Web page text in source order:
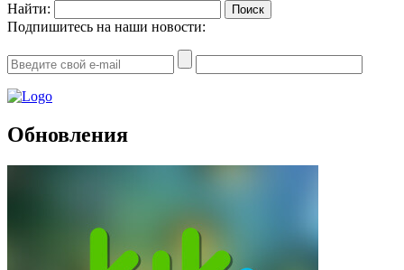
Найти:
Подпишитесь на наши новости:
Обновления